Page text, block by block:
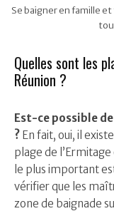
Se baigner en famille
Quelles sont les
Réunion ?
Est-ce possible
? En fait, oui, il
plage de
le plus important
vérifier que les
zone de baignade